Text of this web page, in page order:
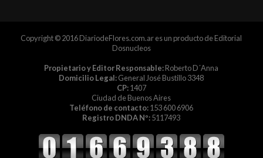
Copyright © 2016 DiariodeFlores.com.ar es un producto de Editorial
Dosnucleos
Propietario y Editor Responsable:Roberto D´Anna
Domicilio Legal:General José Bustillo 3348
CP:1407
Ciudad de Buenos Aires
Teléfono de contacto:153 600 6906
Registro DNDA Nº:5117493